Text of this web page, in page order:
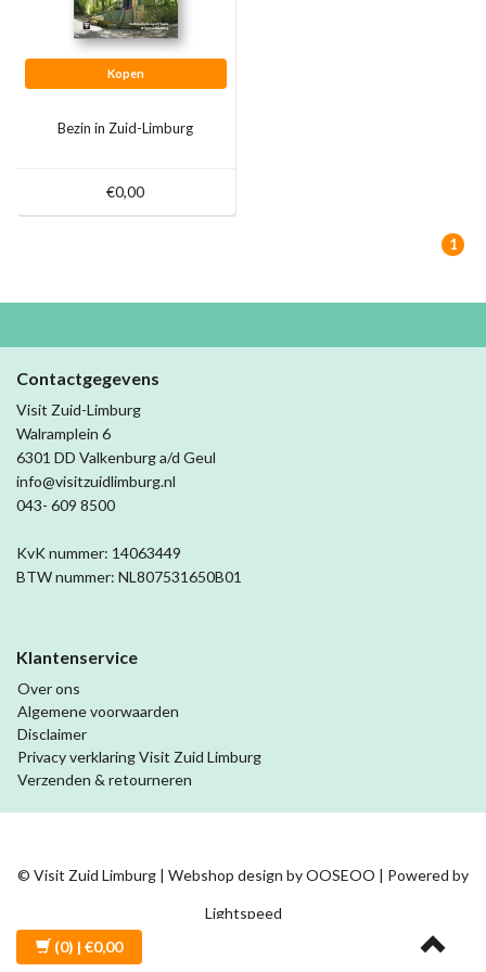
Kopen
Bezin in Zuid-Limburg
€0,00
1
Contactgegevens
Visit Zuid-Limburg
Walramplein 6
6301 DD Valkenburg a/d Geul
info@visitzuidlimburg.nl
043- 609 8500
KvK nummer: 14063449
BTW nummer: NL807531650B01
Klantenservice
Over ons
Algemene voorwaarden
Disclaimer
Privacy verklaring Visit Zuid Limburg
Verzenden & retourneren
© Visit Zuid Limburg | Webshop design byOOSEOO | Powered by
Lightspeed
(0) | €0,00